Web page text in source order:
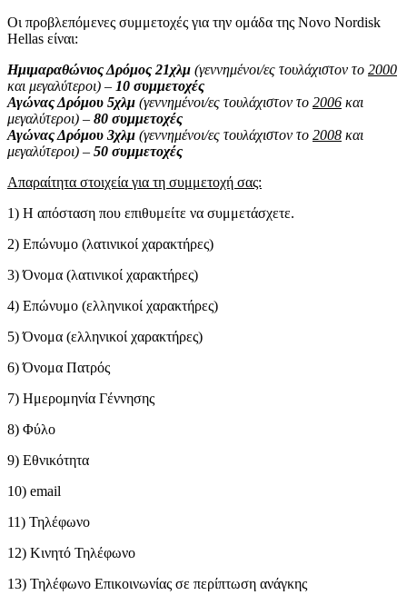
Οι προβλεπόμενες συμμετοχές για την ομάδα της Novo Nordisk
Hellas είναι:
Ημιμαραθώνιος Δρόμος 21χλμ (γεννημένοι/ες τουλάχιστον το 2000
και μεγαλύτεροι) – 10 συμμετοχές
Αγώνας Δρόμου 5χλμ (γεννημένοι/ες τουλάχιστον το 2006 και
μεγαλύτεροι) – 80 συμμετοχές
Αγώνας Δρόμου 3χλμ (γεννημένοι/ες τουλάχιστον το 2008 και
μεγαλύτεροι) – 50 συμμετοχές
Απαραίτητα στοιχεία για τη συμμετοχή σας:
1) Η απόσταση που επιθυμείτε να συμμετάσχετε.
2) Επώνυμο (λατινικοί χαρακτήρες)
3) Όνομα (λατινικοί χαρακτήρες)
4) Επώνυμο (ελληνικοί χαρακτήρες)
5) Όνομα (ελληνικοί χαρακτήρες)
6) Όνομα Πατρός
7) Ημερομηνία Γέννησης
8) Φύλο
9) Εθνικότητα
10) email
11) Τηλέφωνο
12) Κινητό Τηλέφωνο
13) Τηλέφωνο Επικοινωνίας σε περίπτωση ανάγκης